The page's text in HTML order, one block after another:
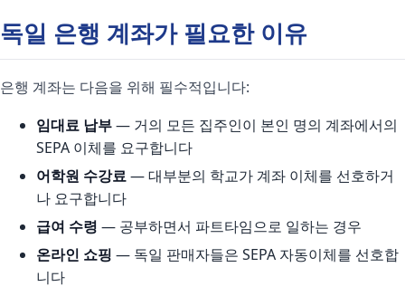
독일 은행 계좌가 필요한 이유
은행 계좌는 다음을 위해 필수적입니다:
임대료 납부— 거의 모든 집주인이 본인 명의 계좌에서의
SEPA 이체를 요구합니다
어학원 수강료— 대부분의 학교가 계좌 이체를 선호하거
나 요구합니다
급여 수령 — 공부하면서 파트타임으로 일하는 경우
온라인 쇼핑 — 독일 판매자들은 SEPA 자동이체를 선호합
니다